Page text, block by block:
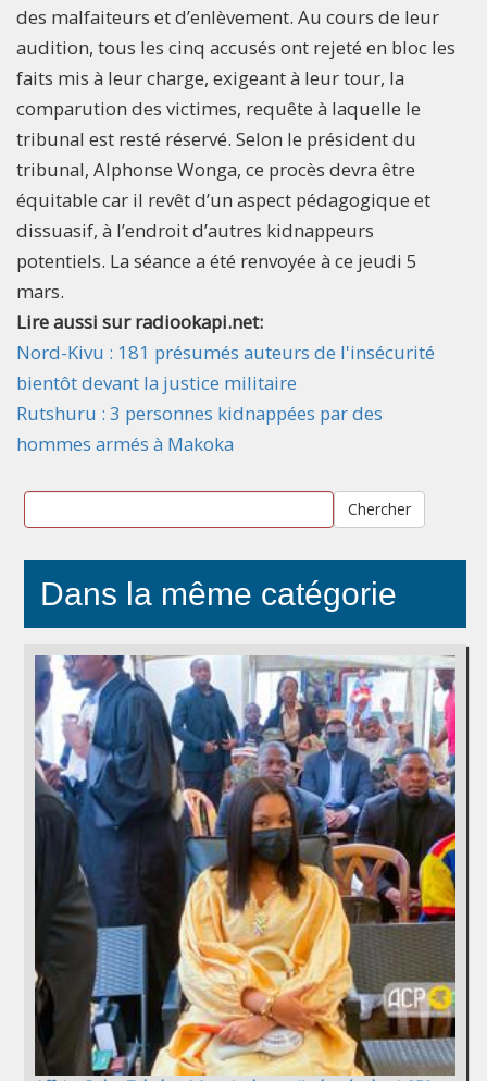
des malfaiteurs et d’enlèvement. Au cours de leur
audition, tous les cinq accusés ont rejeté en bloc les
faits mis à leur charge, exigeant à leur tour, la
comparution des victimes, requête à laquelle le
tribunal est resté réservé. Selon le président du
tribunal, Alphonse Wonga, ce procès devra être
équitable car il revêt d’un aspect pédagogique et
dissuasif, à l’endroit d’autres kidnappeurs
potentiels. La séance a été renvoyée à ce jeudi 5
mars.
Lire aussi sur radiookapi.net:
Nord-Kivu : 181 présumés auteurs de l'insécurité
bientôt devant la justice militaire
Rutshuru : 3 personnes kidnappées par des
hommes armés à Makoka
Chercher
Dans la même catégorie